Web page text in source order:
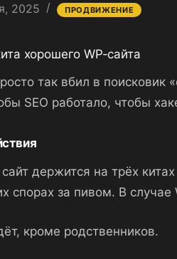
2025 ПРОДВИЖЕНИЕ
хорошего WP-сайта
так вбил в поисковик
SEO работало, чтобы
держится на трёх
спорах за пивом. В случае
кроме родственников.